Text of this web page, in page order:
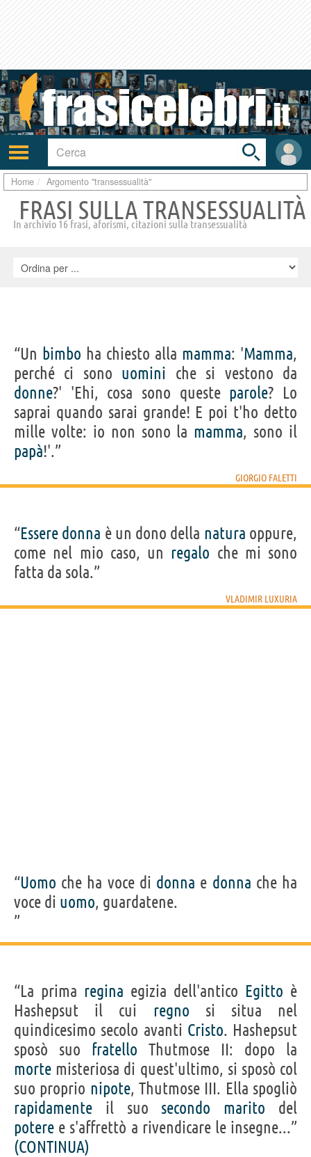
Attiva/disattiva
navigazione
User
area
Toggle
search
bar
Home Argomento "transessualità"
FRASI SULLA TRANSESSUALITÀ
In archivio 16 frasi, aforismi, citazioni sulla transessualità
“Un bimbo ha chiesto alla mamma: 'Mamma,
perché ci sono uomini che si vestono da
donne?' 'Ehi, cosa sono queste parole? Lo
saprai quando sarai grande! E poi t'ho detto
mille volte: io non sono la mamma, sono il
papà!'.”
GIORGIO FALETTI
“Essere donna è un dono della natura oppure,
come nel mio caso, un regalo che mi sono
fatta da sola.”
VLADIMIR LUXURIA
“Uomo che ha voce di donna e donna che ha
voce di uomo, guardatene.
”
“La prima regina egizia dell'antico Egitto è
Hashepsut il cui regno si situa nel
quindicesimo secolo avanti Cristo. Hashepsut
sposò suo fratello Thutmose II: dopo la
morte misteriosa di quest'ultimo, si sposò col
suo proprio nipote, Thutmose III. Ella spogliò
rapidamente il suo secondo marito del
potere e s'affrettò a rivendicare le insegne...”
(CONTINUA)